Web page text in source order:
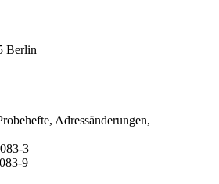
Berlin
Adressänderungen,
3
9